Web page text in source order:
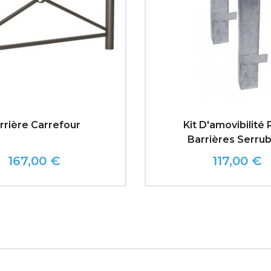
Carrefour
Prix
167,00 €
Kit D'amovibilité
Barrières
Prix
117,00 €